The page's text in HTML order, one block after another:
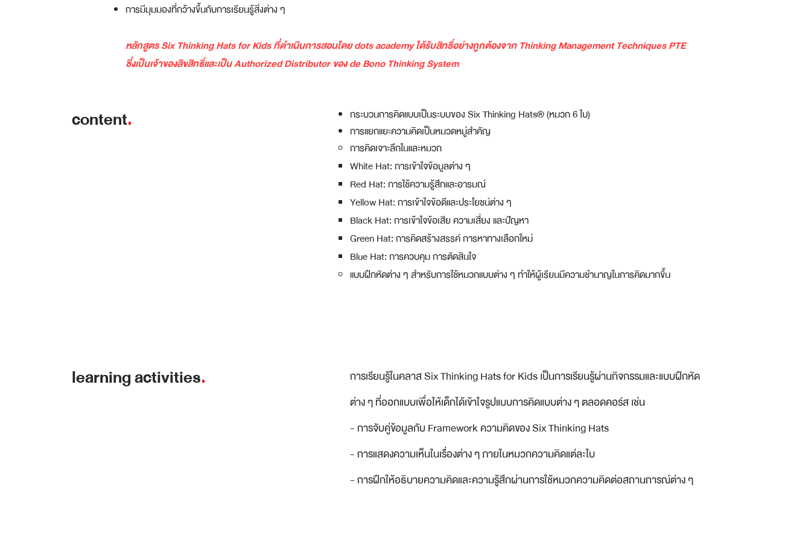
การมีมุมมองที่กว้างขึ้นกับการเรียนรู้สิ่งต่าง ๆ
หลักสูตร Six Thinking Hats for Kids ที่ดำเนินการสอนโดย dots academy ได้รับสิทธิ์อย่างถูกต้องจาก Thinking Management Techniques PTE
ซึ่งเป็นเจ้าของลิขสิทธิ์และเป็น Authorized Distributor ของ de Bono Thinking System
content.
กระบวนการคิดแบบเป็นระบบของ Six Thinking Hats® (หมวก 6 ใบ)
การแยกแยะความคิดเป็นหมวดหมู่สำคัญ
การคิดเจาะลึกในและหมวก
White Hat: การเข้าใจข้อมูลต่าง ๆ ​
Red Hat: การใช้ความรู้สึกและอารมณ์
Yellow Hat: การเข้าใจข้อดีและประโยชน์ต่าง ๆ
Black Hat: การเข้าใจข้อเสีย ความเสี่ยง และปัญหา
Green Hat: การคิดสร้างสรรค์ การหาทางเลือกใหม่
Blue Hat: การควบคุม การตัดสินใจ
แบบฝึกหัดต่าง ๆ สำหรับการใช้หมวกแบบต่าง ๆ ทำให้ผู้เรียนมีความชำนาญในการคิดมากขึ้น
learning activities.
การเรียนรู้ในคลาส Six Thinking Hats for Kids เป็นการเรียนรู้ผ่านกิจกรรมและแบบฝึกหัด
ต่าง ๆ ที่ออกแบบเพื่อให้เด็กได้เข้าใจรูปแบบการคิดแบบต่าง ๆ ตลอดคอร์ส เช่น
- การจับคู่ข้อมูลกับ Framework ความคิดของ Six Thinking Hats
- การแสดงความเห็นในเรื่องต่าง ๆ ภายในหมวกความคิดแต่ละใบ
- การฝึกให้อธิบายความคิดและความรู้สึกผ่านการใช้หมวกความคิดต่อสถานการณ์ต่าง ๆ